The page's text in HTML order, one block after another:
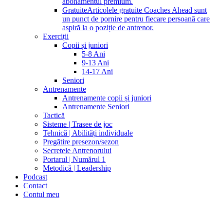
GratuiteArticolele gratuite Coaches Ahead sunt
un punct de pornire pentru fiecare persoană care
aspiră la o poziție de antrenor.
Exerciții
Copii și juniori
5-8 Ani
9-13 Ani
14-17 Ani
Seniori
Antrenamente
Antrenamente copii și juniori
Antrenamente Seniori
Tactică
Sisteme | Trasee de joc
Tehnică | Abilități individuale
Pregătire presezon/sezon
Secretele Antrenorului
Portarul | Numărul 1
Metodică | Leadership
Podcast
Contact
Contul meu